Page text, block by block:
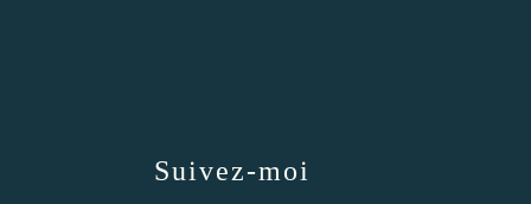
Suivez-moi